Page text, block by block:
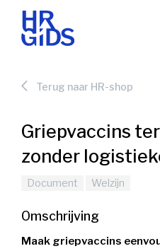
Terug naar HR-shop
Griepvaccins
zonder
Document Welzijn
Omschrijving
Maak griepvaccins